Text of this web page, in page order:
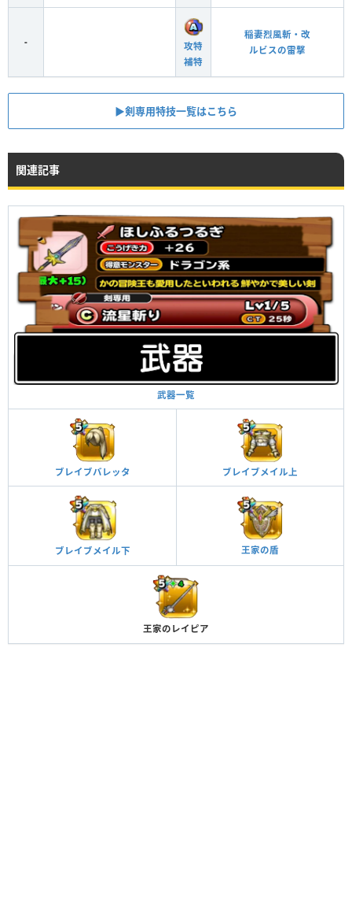
-
攻特
補特
稲妻烈風斬・改
ルビスの雷撃
▶︎剣専用特技一覧はこちら
関連記事
武器一覧
ブレイブバレッタ ブレイブメイル上
ブレイブメイル下 王家の盾
王家のレイピア